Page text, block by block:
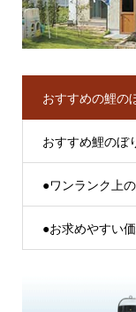
おすすめの鯉の
おすすめ鯉の
●ワンランク上
●お求めやすい